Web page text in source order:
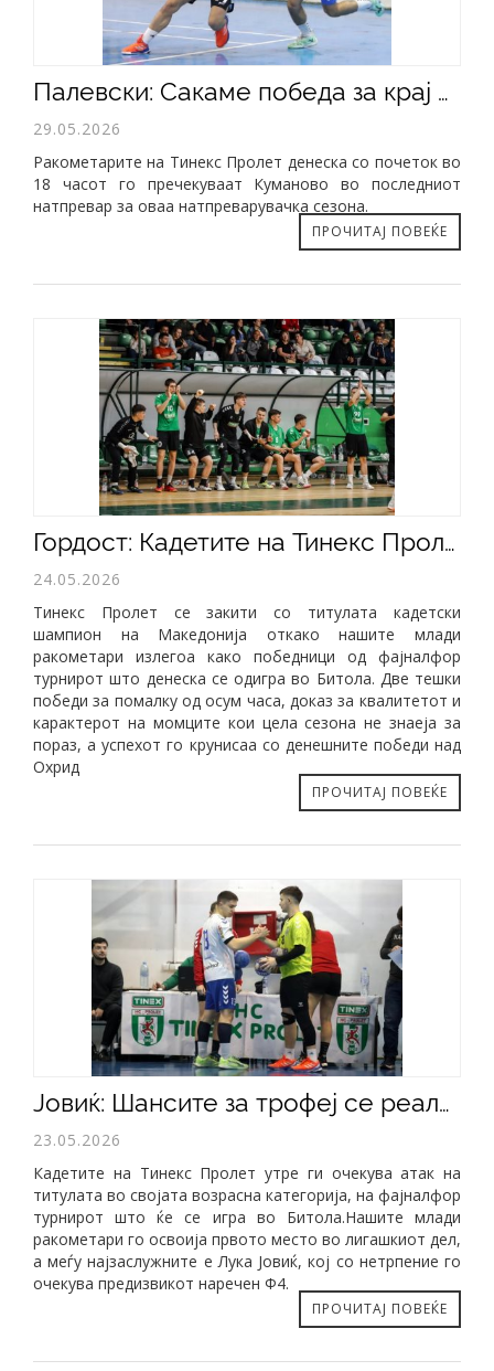
​Палевски: Сакаме победа за крај на сезоната
29.05.2026
Ракометарите на Тинекс Пролет денеска со почеток во
18 часот го пречекуваат Куманово во последниот
натпревар за оваа натпреварувачка сезона.
ПРОЧИТАЈ ПОВЕЌЕ
​Гордост: Кадетите на Тинекс Пролет се шампиони на Македонија
24.05.2026
Тинекс Пролет се закити со титулата кадетски
шампион на Македонија откако нашите млади
ракометари излегоа како победници од фајналфор
турнирот што денеска се одигра во Битола. Две тешки
победи за помалку од осум часа, доказ за квалитетот и
карактерот на момците кои цела сезона не знаеја за
пораз, а успехот го крунисаа со денешните победи над
Охрид
ПРОЧИТАЈ ПОВЕЌЕ
​Јовиќ: Шансите за трофеј се реални, но на Ф4 нема лесни натпревари
23.05.2026
Кадетите на Тинекс Пролет утре ги очекува атак на
титулата во својата возрасна категорија, на фајналфор
турнирот што ќе се игра во Битола.Нашите млади
ракометари го освоија првото место во лигашкиот дел,
а меѓу најзаслужните е Лука Јовиќ, кој со нетрпение го
очекува предизвикот наречен Ф4.
ПРОЧИТАЈ ПОВЕЌЕ